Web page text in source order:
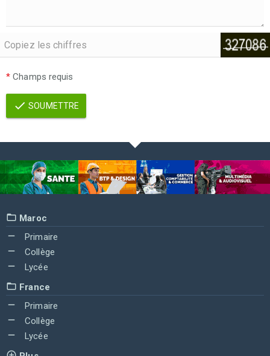
* Champs requis
SOUMETTRE
Maroc
Primaire
Collège
Lycée
France
Primaire
Collège
Lycée